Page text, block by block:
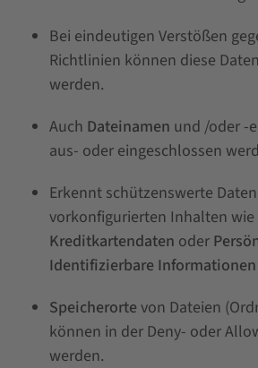
Bei eindeutigen Verstößen
Richtlinien können diese
werden.
Auch Dateinamen und /oder -
aus- oder eingeschlossen
Erkennt schützenswerte
vorkonfigurierten Inhalten wie
Kreditkartendaten oder
Identifizierbare Informationen
Speicherorte von Dateien
können in der Deny- oder
werden.